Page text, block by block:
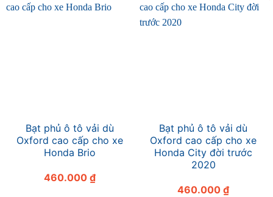
Bạt phủ ô tô vải dù
Oxford cao cấp cho xe
Honda Brio
460.000 ₫
Bạt phủ ô tô vải dù
Oxford cao cấp cho xe
Honda City đời trước
2020
460.000 ₫